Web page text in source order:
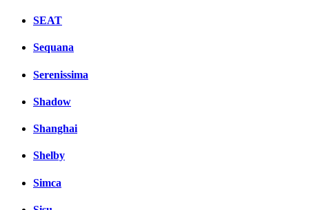
SEAT
Sequana
Serenissima
Shadow
Shanghai
Shelby
Simca